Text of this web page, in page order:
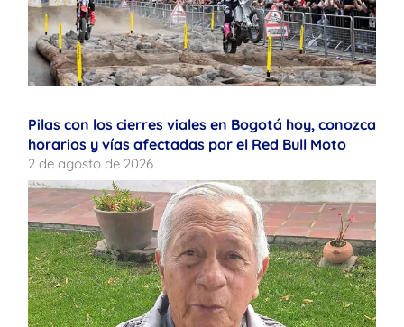
Pilas con los cierres viales en Bogotá hoy, conozca
horarios y vías afectadas por el Red Bull Moto
2 de agosto de 2026